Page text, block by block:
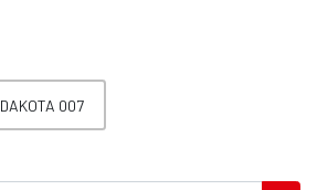
DAKOTA 007